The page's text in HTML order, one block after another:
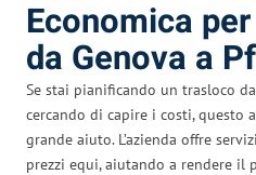
Economica
da Genova a
Se stai pianificando un trasloco
cercando di capire i costi, questo
grande aiuto. L’azienda offre
prezzi equi, aiutando a rendere il